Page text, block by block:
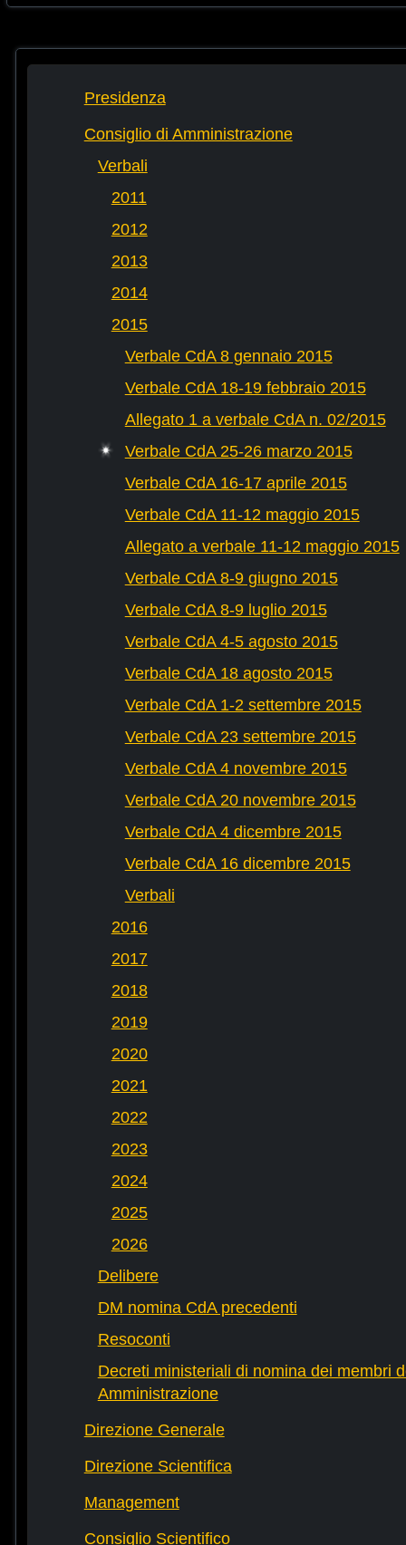
Presidenza
Consiglio di Amministrazione
Verbali
2011
2012
2013
2014
2015
Verbale CdA 8 gennaio 2015
Verbale CdA 18-19 febbraio 2015
Allegato 1 a verbale CdA n. 02/2015
Verbale CdA 25-26 marzo 2015
Verbale CdA 16-17 aprile 2015
Verbale CdA 11-12 maggio 2015
Allegato a verbale 11-12 maggio 2015
Verbale CdA 8-9 giugno 2015
Verbale CdA 8-9 luglio 2015
Verbale CdA 4-5 agosto 2015
Verbale CdA 18 agosto 2015
Verbale CdA 1-2 settembre 2015
Verbale CdA 23 settembre 2015
Verbale CdA 4 novembre 2015
Verbale CdA 20 novembre 2015
Verbale CdA 4 dicembre 2015
Verbale CdA 16 dicembre 2015
Verbali
2016
2017
2018
2019
2020
2021
2022
2023
2024
2025
2026
Delibere
DM nomina CdA precedenti
Resoconti
Decreti ministeriali di nomina dei membri
Amministrazione
Direzione Generale
Direzione Scientifica
Management
Consiglio Scientifico